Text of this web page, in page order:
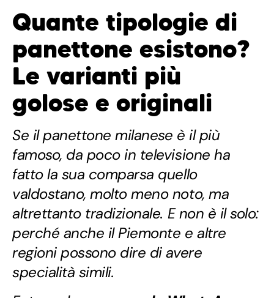
Quante tipologie di
panettone esistono?
Le varianti più
golose e originali
Se il panettone milanese è il più
famoso, da poco in televisione ha
fatto la sua comparsa quello
valdostano, molto meno noto, ma
altrettanto tradizionale. E non è il solo:
perché anche il Piemonte e altre
regioni possono dire di avere
specialità simili.